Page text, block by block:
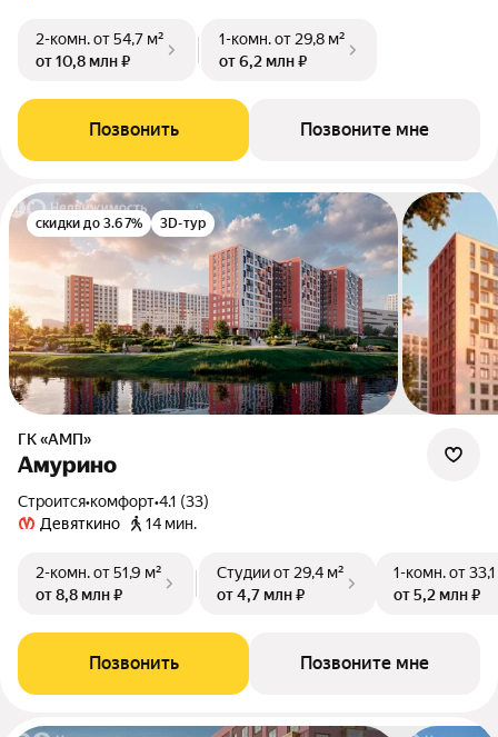
2-комн.от 54,7 м²
от 10,8 млн ₽
1-комн.от 29,8 м²
от 6,2 млн ₽
Позвонить Позвоните мне
скидки до 3.67% 3D-тур
ГК «АМП»
Амурино
Строится•комфорт•4.1 (33)
Девяткино
14 мин.
2-комн.от 51,9 м²
от 8,8 млн ₽
Студииот 29,4 м²
от 4,7 млн ₽
1-комн.от
от 5,2 млн ₽
Позвонить Позвоните мне